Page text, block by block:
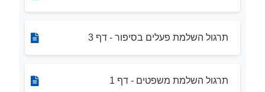
תרגול השלמת פעלים בסיפור - דף 3
תרגול השלמת משפטים - דף 1